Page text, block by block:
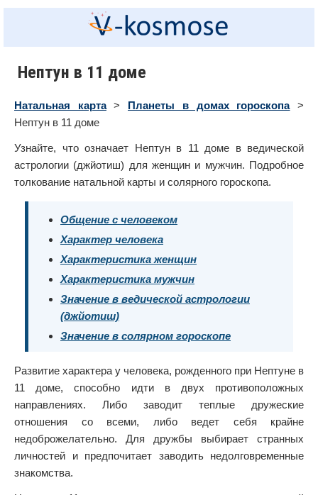
Нептун в 11 доме
Натальная карта> Планеты в домах гороскопа>
Нептун в 11 доме
Узнайте, что означает Нептун в 11 доме в ведической
астрологии (джйотиш) для женщин и мужчин. Подробное
толкование натальной карты и солярного гороскопа.
Общение с человеком
Характер человека
Характеристика женщин
Характеристика мужчин
Значение в ведической астрологии
(джйотиш)
Значение в солярном гороскопе
Развитие характера у человека, рожденного при Нептуне в
11 доме, способно идти в двух противоположных
направлениях. Либо заводит теплые дружеские
отношения со всеми, либо ведет себя крайне
недоброжелательно. Для дружбы выбирает странных
личностей и предпочитает заводить недолговременные
знакомства.